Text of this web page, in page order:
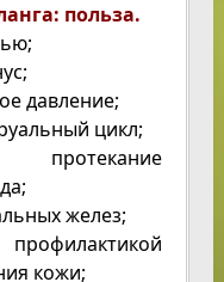
польза.
давление;
цикл;
желез;
кожи;